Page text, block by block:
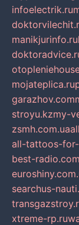
infoelectrik.ru
manikjurinfo.ru
mojateplica.ru
garazhov.com
stroyu.kzmy-
zsmh.com.ua
all-tattoos-
best-
searchus-
xtreme-rp.ru